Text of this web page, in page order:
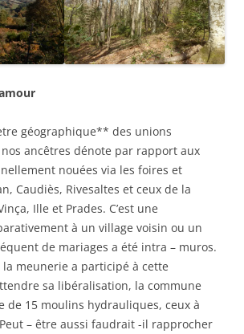
géographique** des unions
ancêtres dénote par rapport aux
nouées via les foires et
Caudiès, Rivesaltes et ceux de la
Ille et Prades. C’est une
à un village voisin ou un
de mariages a été intra – muros.
meunerie a participé à cette
sa libéralisation, la commune
de 15 moulins hydrauliques, ceux à
– être aussi faudrait -il rapprocher